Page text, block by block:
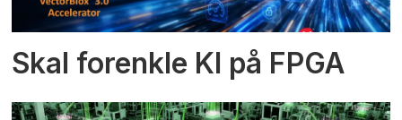
Skal forenkle KI på FPGA